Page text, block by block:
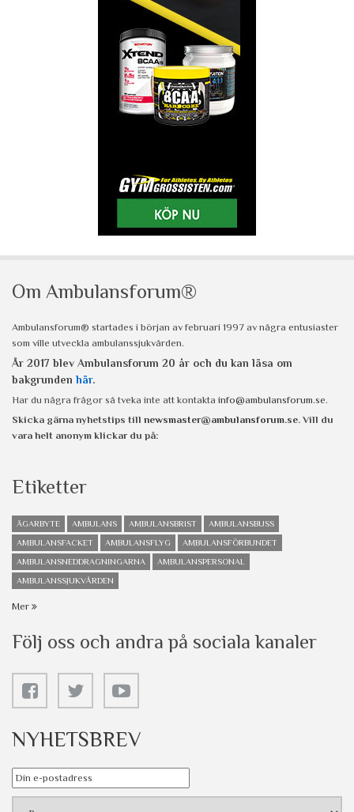
Om Ambulansforum®
Ambulansforum® startades i början av februari 1997 av några entusiaster
som ville utveckla ambulanssjukvården.
År 2017 blev Ambulansforum 20 år och du kan läsa om
bakgrunden här.
Har du några frågor så tveka inte att kontakta info@ambulansforum.se.
Skicka gärna nyhetstips till newsmaster@ambulansforum.se. Vill du
vara helt anonym klickar du på:
Etiketter
ÄGARBYTE AMBULANS AMBULANSBRIST
AMBULANSBUSS
AMBULANSFACKET
AMBULANSFLYG
AMBULANSFÖRBUNDET
AMBULANSNEDDRAGNINGARNA
AMBULANSPERSONAL
AMBULANSSJUKVÅRDEN
Mer
Följ oss och andra på sociala kanaler
NYHETSBREV